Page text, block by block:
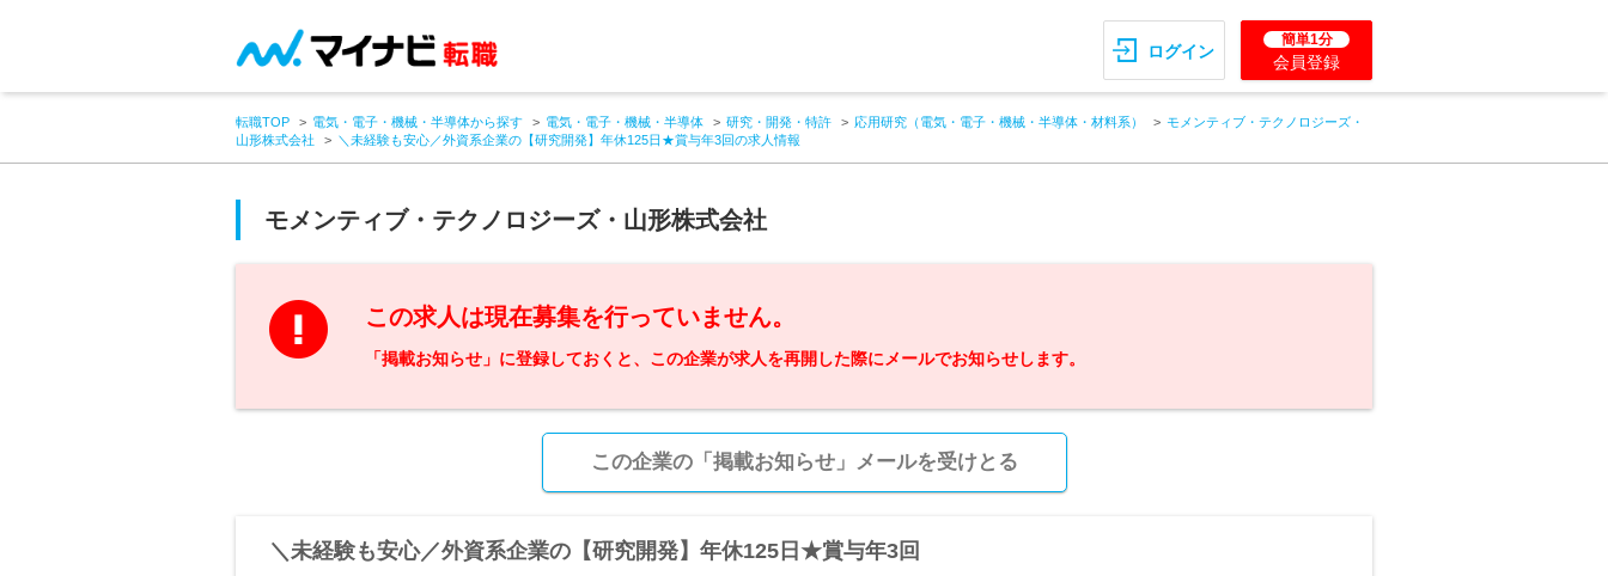
ログイン
簡単1分
会員登録
転職TOP 電気・電子・機械・半導体から探す 電気・電子・機械・半導体 研究・開発・特許 応用研究（電気・電子・機械・半導体・材料系）
モメンティブ・テクノロジーズ・
山形株式会社
＼未経験も安心／外資系企業の【研究開発】年休125日★賞与年3回の求人情報
モメンティブ・テクノロジーズ・山形株式会社
この求人は現在募集を行っていません。
「掲載お知らせ」に登録しておくと、この企業が求人を再開した際にメールでお知らせします。
この企業の「掲載お知らせ」メールを受けとる
＼未経験も安心／外資系企業の【研究開発】年休125日★賞与年3回